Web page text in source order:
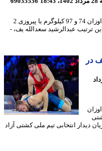
​رقابت انتخابی تیم ملی کشتی آزاد روسیه در اوزان 74 و 97 کیلوگرم با پیروزی 2
عبدالرشید سعدالله یف، -
انتخابی تیم ملی کشتی آزاد